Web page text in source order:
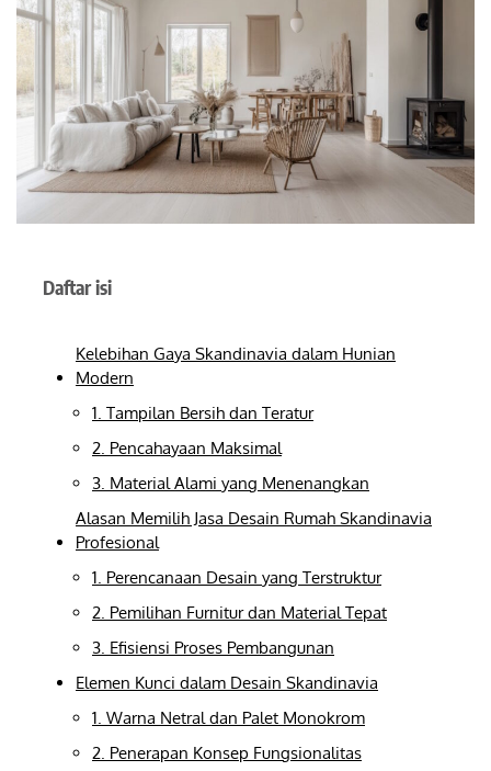
Daftar isi
Kelebihan Gaya Skandinavia dalam Hunian
Modern
1. Tampilan Bersih dan Teratur
2. Pencahayaan Maksimal
3. Material Alami yang Menenangkan
Alasan Memilih Jasa Desain Rumah Skandinavia
Profesional
1. Perencanaan Desain yang Terstruktur
2. Pemilihan Furnitur dan Material Tepat
3. Efisiensi Proses Pembangunan
Elemen Kunci dalam Desain Skandinavia
1. Warna Netral dan Palet Monokrom
2. Penerapan Konsep Fungsionalitas